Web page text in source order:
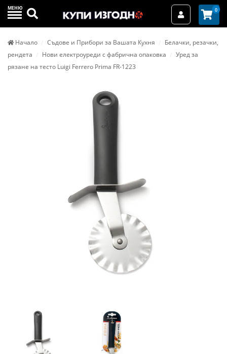
МЕНЮ Търси Вход / 0
Начало Съдове и Прибори за Вашата Кухня
Белачки, резачки,
рендета
Нови електроуреди с фабрична опаковка
Уред за
рязане на тесто Luigi Ferrero Prima FR-1223